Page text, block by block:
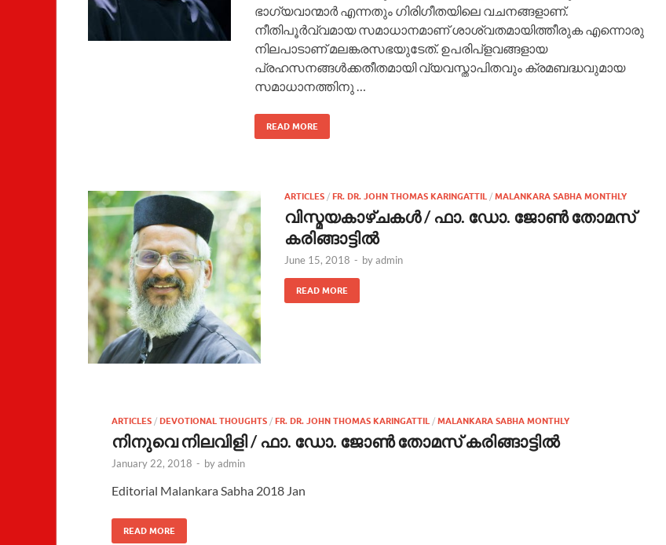
ഭാഗ്യവാന്മാർ എന്നതും ഗിരിഗീതയിലെ വചനങ്ങളാണ്‌.
നീതിപൂർവ്വമായ സമാധാനമാണ്‌ ശാശ്വതമായിത്തീരുക എന്നൊരു
നിലപാടാണ്‌ മലങ്കരസഭയുടേത്. ഉപരിപ്ളവങ്ങളായ
പ്രഹസനങ്ങൾക്കതീതമായി വ്യവസ്താപിതവും ക്രമബദ്ധവുമായ
സമാധാനത്തിനു …
READ MORE
ARTICLES / FR. DR. JOHN THOMAS KARINGATTIL / MALANKARA SABHA MONTHLY
വിസ്മയകാഴ്ചകള്‍ / ഫാ. ഡോ. ജോണ്‍ തോമസ്
കരിങ്ങാട്ടില്‍
June 15, 2018 - byadmin
READ MORE
ARTICLES / DEVOTIONAL THOUGHTS / FR. DR. JOHN THOMAS KARINGATTIL / MALANKARA SABHA MONTHLY
നിനുവെ നിലവിളി / ഫാ. ഡോ. ജോണ്‍ തോമസ് കരിങ്ങാട്ടില്‍
January 22, 2018 - byadmin
Editorial Malankara Sabha 2018 Jan
READ MORE